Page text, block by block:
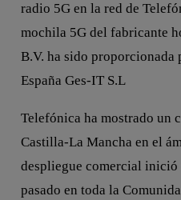
radio 5G en la red de
mochila 5G del fabricante
B.V. ha sido
España Ges-IT S.L
Telefónica ha mostrado un
Castilla-La Mancha en el
despliegue comercial inició
pasado en toda la